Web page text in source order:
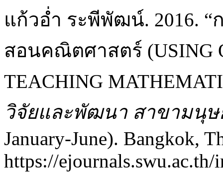
แก้วอ่ำ ระพีพัฒน์. 2016.
สอนคณิตศาสตร์ (USING
TEACHING
วิจัยและพัฒนา สาขามนุ
January-June). Bangkok,
https://